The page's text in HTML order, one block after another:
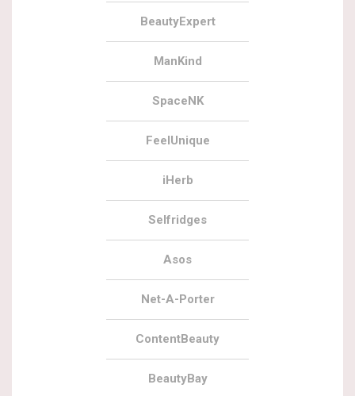
BeautyExpert
ManKind
SpaceNK
FeelUnique
iHerb
Selfridges
Asos
Net-A-Porter
ContentBeauty
BeautyBay